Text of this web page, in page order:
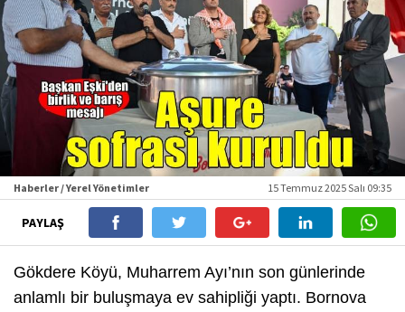
Haberler / Yerel Yönetimler 15 Temmuz 2025 Salı 09:35
PAYLAŞ
Gökdere Köyü, Muharrem Ayı’nın son günlerinde
anlamlı bir buluşmaya ev sahipliği yaptı. Bornova